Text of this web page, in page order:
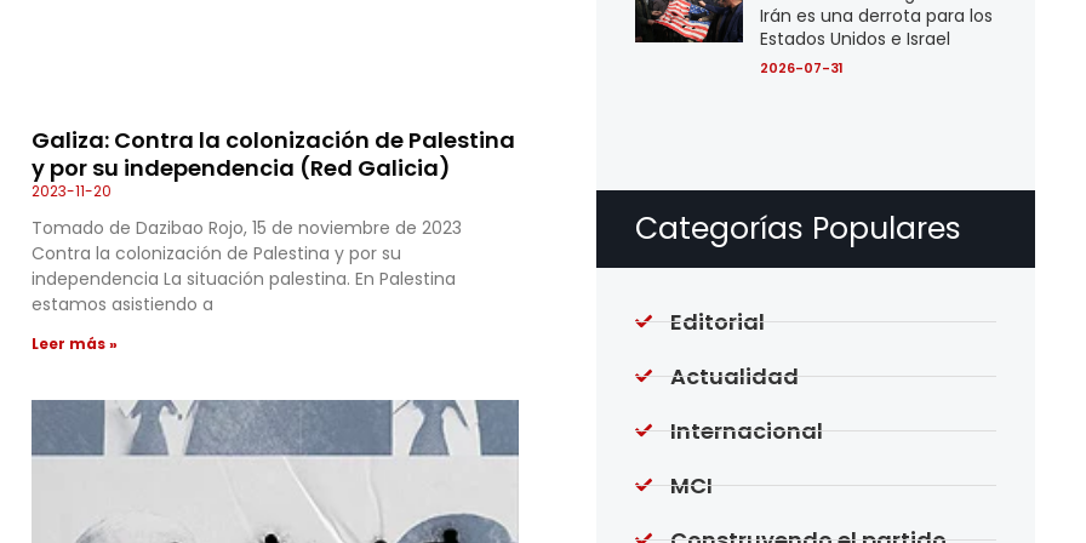
Galiza: Contra la colonización de Palestina
y por su independencia (Red Galicia)
2023-11-20
Tomado de Dazibao Rojo, 15 de noviembre de 2023
Contra la colonización de Palestina y por su
independencia La situación palestina. En Palestina
estamos asistiendo a
Leer más »
Irán es una derrota para los
Estados Unidos e Israel
2026-07-31
Categorías Populares
Editorial
Actualidad
Internacional
MCI